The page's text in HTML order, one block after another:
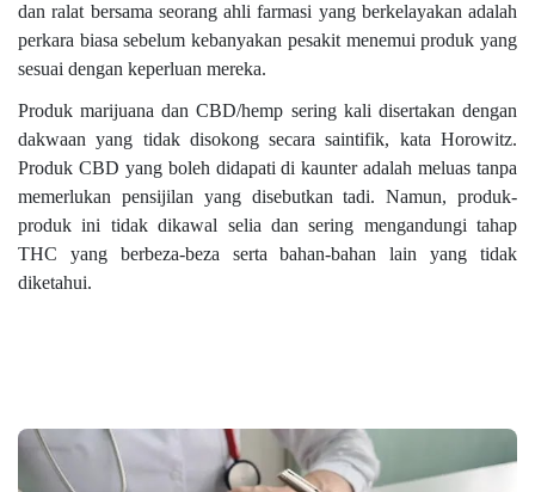
dan ralat bersama seorang ahli farmasi yang berkelayakan adalah
perkara biasa sebelum kebanyakan pesakit menemui produk yang
sesuai dengan keperluan mereka.
Produk marijuana dan CBD/hemp sering kali disertakan dengan
dakwaan yang tidak disokong secara saintifik, kata Horowitz.
Produk CBD yang boleh didapati di kaunter adalah meluas tanpa
memerlukan pensijilan yang disebutkan tadi. Namun, produk-
produk ini tidak dikawal selia dan sering mengandungi tahap
THC yang berbeza-beza serta bahan-bahan lain yang tidak
diketahui.